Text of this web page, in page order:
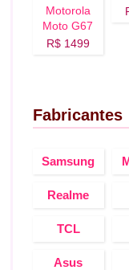
Motorola
Moto G67
5G
R$ 1499
Fabricantes
Samsung
Realme
TCL
Asus